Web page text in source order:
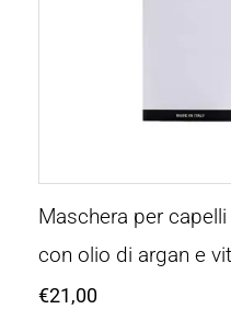
Maschera per
con olio di argan e
€21,00